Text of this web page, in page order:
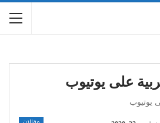
على يوتيوب
يوتيوب